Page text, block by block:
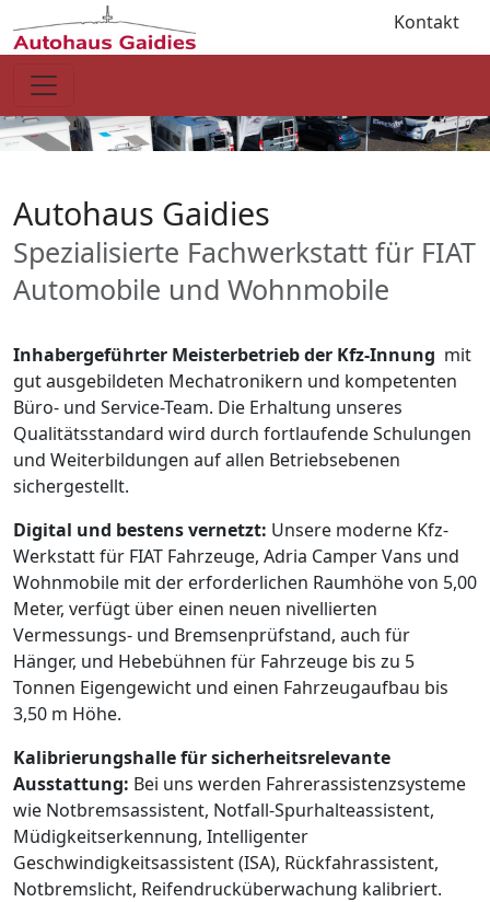
Zum Haupt-Inhalt springen
Zum Seiten-Footer springen
Kontakt
Autohaus Gaidies
Spezialisierte Fachwerkstatt für FIAT
Automobile und Wohnmobile
Inhabergeführter Meisterbetrieb der Kfz-Innung mit
gut ausgebildeten Mechatronikern und kompetenten
Büro- und Service-Team. Die Erhaltung unseres
Qualitätsstandard wird durch fortlaufende Schulungen
und Weiterbildungen auf allen Betriebsebenen
sichergestellt.
Digital und bestens vernetzt: Unsere moderne Kfz-
Werkstatt für FIAT Fahrzeuge, Adria Camper Vans und
Wohnmobile mit der erforderlichen Raumhöhe von 5,00
Meter, verfügt über einen neuen nivellierten
Vermessungs- und Bremsenprüfstand, auch für
Hänger, und Hebebühnen für Fahrzeuge bis zu 5
Tonnen Eigengewicht und einen Fahrzeugaufbau bis
3,50 m Höhe.
Kalibrierungshalle für sicherheitsrelevante
Ausstattung: Bei uns werden Fahrerassistenzsysteme
wie Notbremsassistent, Notfall-Spurhalteassistent,
Müdigkeitserkennung, Intelligenter
Geschwindigkeitsassistent (ISA), Rückfahrassistent,
Notbremslicht, Reifendrucküberwachung kalibriert.